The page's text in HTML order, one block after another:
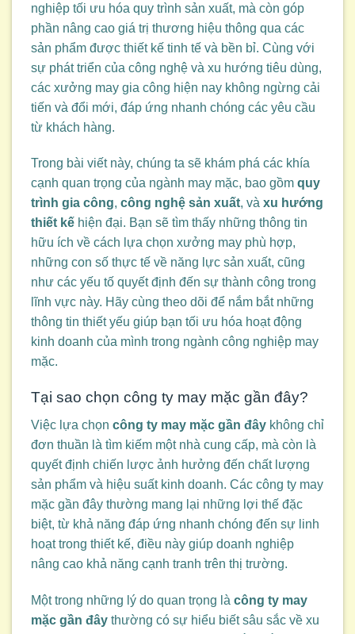
nghiệp tối ưu hóa quy trình sản xuất, mà còn góp
phần nâng cao giá trị thương hiệu thông qua các
sản phẩm được thiết kế tinh tế và bền bỉ. Cùng với
sự phát triển của công nghệ và xu hướng tiêu dùng,
các xưởng may gia công hiện nay không ngừng cải
tiến và đổi mới, đáp ứng nhanh chóng các yêu cầu
từ khách hàng.
Trong bài viết này, chúng ta sẽ khám phá các khía
cạnh quan trọng của ngành may mặc, bao gồm quy
trình gia công, công nghệ sản xuất, và xu hướng
thiết kế hiện đại. Bạn sẽ tìm thấy những thông tin
hữu ích về cách lựa chọn xưởng may phù hợp,
những con số thực tế về năng lực sản xuất, cũng
như các yếu tố quyết định đến sự thành công trong
lĩnh vực này. Hãy cùng theo dõi để nắm bắt những
thông tin thiết yếu giúp bạn tối ưu hóa hoạt động
kinh doanh của mình trong ngành công nghiệp may
mặc.
Tại sao chọn công ty may mặc gần đây?
Việc lựa chọn công ty may mặc gần đây không chỉ
đơn thuần là tìm kiếm một nhà cung cấp, mà còn là
quyết định chiến lược ảnh hưởng đến chất lượng
sản phẩm và hiệu suất kinh doanh. Các công ty may
mặc gần đây thường mang lại những lợi thế đặc
biệt, từ khả năng đáp ứng nhanh chóng đến sự linh
hoạt trong thiết kế, điều này giúp doanh nghiệp
nâng cao khả năng cạnh tranh trên thị trường.
Một trong những lý do quan trọng là công ty may
mặc gần đây thường có sự hiểu biết sâu sắc về xu